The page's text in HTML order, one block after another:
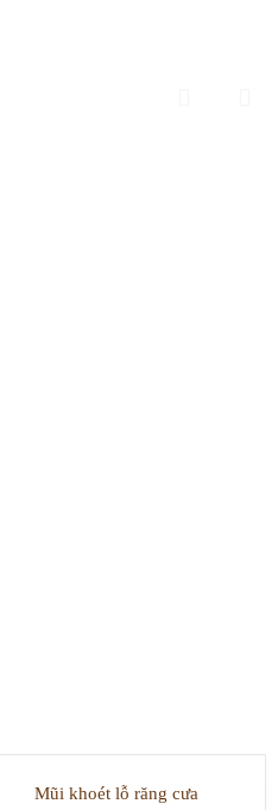
Mũi khoét lỗ răng cưa